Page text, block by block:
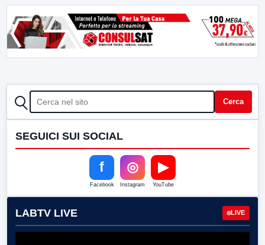
CERCA Cerca
SEGUICI SUI SOCIAL
f
Facebook
◎
Instagram
▶
YouTube
LABTV LIVE LIVE